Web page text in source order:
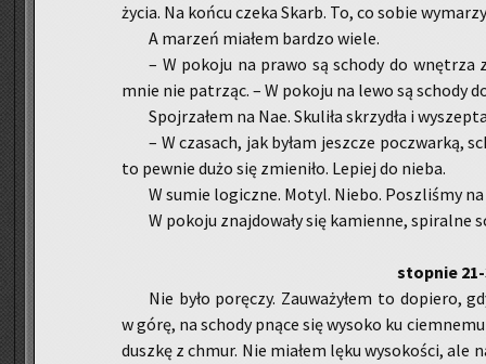
życia. Na końcu czeka Skarb. To, co sobie
A ma­rzeń mia­łem bar­dzo wiele.
– W po­ko­ju na prawo są scho­dy do wnę­trza
mnie nie pa­trząc. – W po­ko­ju na lewo są scho­dy
Spoj­rza­łem na Nae. Sku­li­ła skrzy­dła i
– W cza­sach, jak byłam jesz­cze po­czwar­ką,
to pew­nie dużo się zmie­ni­ło. Le­piej do nieba.
W sumie lo­gicz­ne. Motyl. Niebo. Po­szli­śmy
W po­ko­ju znaj­do­wa­ły się ka­mien­ne, spi­ral­ne
stop­nie
Nie było po­rę­czy. Za­uwa­ży­łem to do­pie­ro,
w górę, na scho­dy pnące się wy­so­ko ku
dusz­kę z chmur. Nie mia­łem lęku wy­so­ko­ści, ale